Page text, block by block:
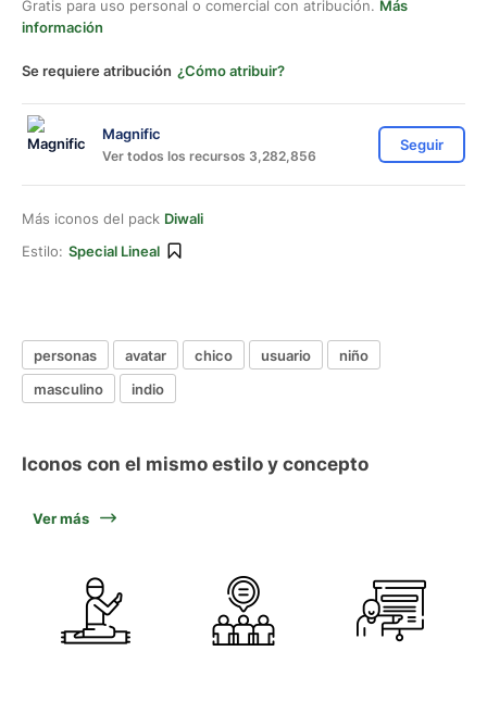
Gratis para uso personal o comercial con atribución. Más
información
Se requiere atribución ¿Cómo atribuir?
Magnific
Ver todos los recursos 3,282,856
Seguir
Más iconos del pack Diwali
Estilo: Special Lineal
personas avatar chico usuario
niño
masculino
indio
Iconos con el mismo estilo y concepto
Ver más